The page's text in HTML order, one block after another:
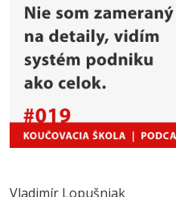
Vladimír Lopušniak